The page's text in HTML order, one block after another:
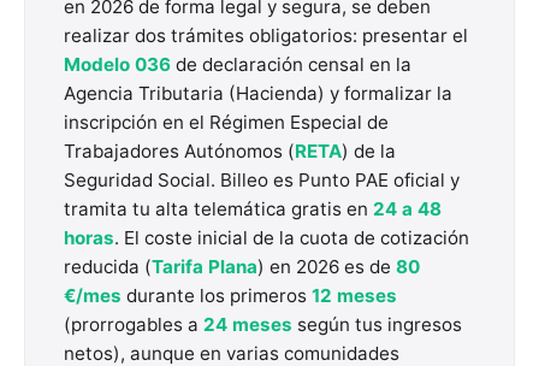
en 2026 de forma legal y segura, se deben
realizar dos trámites obligatorios: presentar el
Modelo 036 de declaración censal en la
Agencia Tributaria (Hacienda) y formalizar la
inscripción en el Régimen Especial de
Trabajadores Autónomos (RETA) de la
Seguridad Social. Billeo es Punto PAE oficial y
tramita tu alta telemática gratis en 24 a 48
horas. El coste inicial de la cuota de cotización
reducida (Tarifa Plana) en 2026 es de 80
€/mes durante los primeros 12 meses
(prorrogables a 24 meses según tus ingresos
netos), aunque en varias comunidades